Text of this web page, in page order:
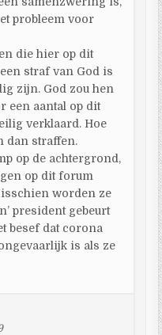
probleem voor
die hier op dit
straf van God is
zijn. God zou hen
een aantal op dit
verklaard. Hoe
dan straffen.
op de achtergrond,
op dit forum
worden ze
president gebeurt
besef dat corona
is als ze